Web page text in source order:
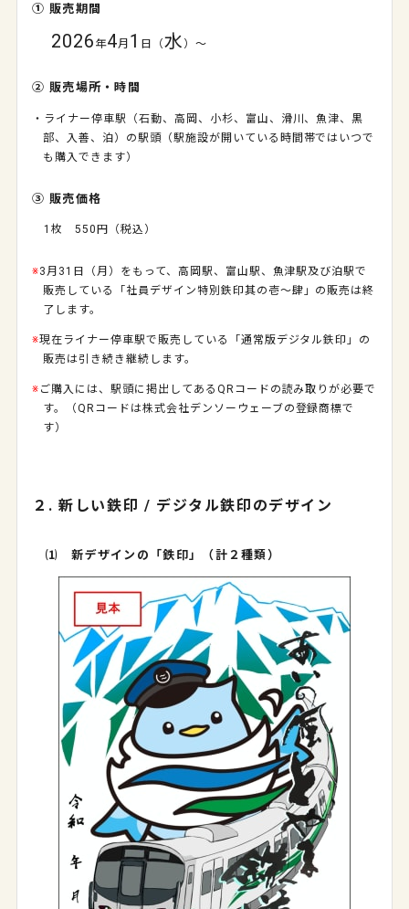
① 販売期間
2026 年4月 1 日（水 ）～
② 販売場所・時間
・ライナー停車駅（石動、高岡、小杉、富山、滑川、魚津、黒
部、入善、泊）の駅頭（駅施設が開いている時間帯ではいつで
も購入できます）
③ 販売価格
1枚 550円（税込）
※3月31日（月）をもって、高岡駅、富山駅、魚津駅及び泊駅で
販売している「社員デザイン特別鉄印其の壱～肆」の販売は終
了します。
※現在ライナー停車駅で販売している「通常版デジタル鉄印」の
販売は引き続き継続します。
※ ご購入には、駅頭に掲出してあるQRコードの読み取りが必要で
す。（QRコードは株式会社デンソーウェーブの登録商標で
す）
２. 新しい鉄印 / デジタル鉄印のデザイン
⑴ 新デザインの「鉄印」（計２種類）